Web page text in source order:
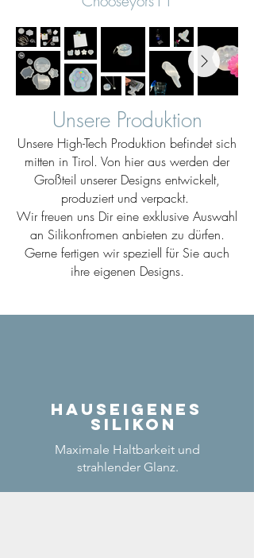
Unsere Produktion
Unsere High-Tech Produktion befindet sich
mitten in Tirol. Von hier aus werden der
Großteil unserer Designs entwickelt,
produziert und verpackt.
Wir freuen uns Dir eine exklusive Auswahl
an Silikonfromen anbieten zu dürfen.
Gerne fertigen wir speziell für Sie auch
ihre eigenen Designs.
Hauseigenes
Silikon
Maximale Haltbarkeit und
strahlender Glanz.